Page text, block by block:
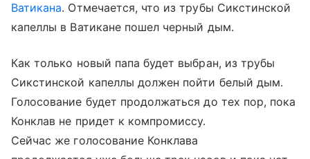
Ватикана. Отмечается, что из трубы Сикстинской
капеллы в Ватикане пошел черный дым.
Как только новый папа будет выбран, из трубы
Сикстинской капеллы должен пойти белый дым.
Голосование будет продолжаться до тех пор, пока
Конклав не придет к компромиссу.
Сейчас же голосование Конклава